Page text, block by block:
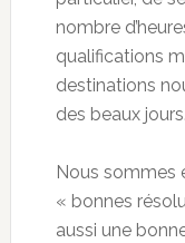
nombre
qualifications
destinations
des beaux jours.
Nous sommes
« bonnes
aussi une